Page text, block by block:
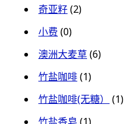
奇亚籽(2)
小费 (0)
澳洲大麦草(6)
竹盐咖啡(1)
竹盐咖啡(无糖）
(1)